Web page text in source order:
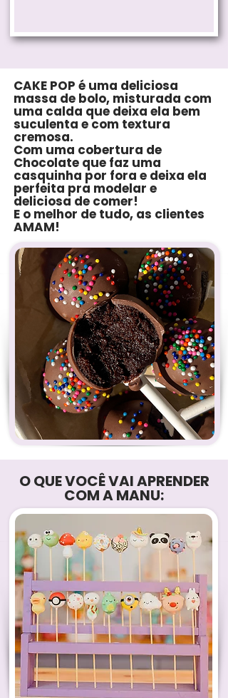
CAKE POP é uma deliciosa
massa de bolo, misturada com
uma calda que deixa ela bem
suculenta e com textura
cremosa.
Com uma cobertura de
Chocolate que faz uma
casquinha por fora e deixa ela
perfeita pra modelar e
deliciosa de comer!
E o melhor de tudo, as clientes
AMAM!
O QUE VOCÊ VAI APRENDER
COM A MANU: